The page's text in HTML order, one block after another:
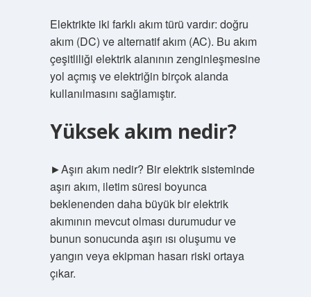
Elektrikte iki farklı akım türü vardır: doğru
akım (DC) ve alternatif akım (AC). Bu akım
çeşitliliği elektrik alanının zenginleşmesine
yol açmış ve elektriğin birçok alanda
kullanılmasını sağlamıştır.
Yüksek akım nedir?
►Aşırı akım nedir? Bir elektrik sisteminde
aşırı akım, iletim süresi boyunca
beklenenden daha büyük bir elektrik
akımının mevcut olması durumudur ve
bunun sonucunda aşırı ısı oluşumu ve
yangın veya ekipman hasarı riski ortaya
çıkar.